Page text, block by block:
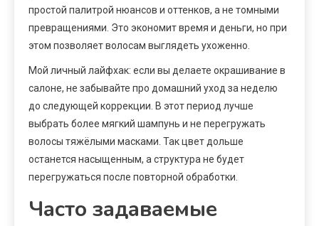
простой палитрой нюансов и оттенков, а не томными
превращениями. Это экономит время и деньги, но при
этом позволяет волосам выглядеть ухоженно.
Мой личный лайфхак: если вы делаете окрашивание в
салоне, не забывайте про домашний уход за неделю
до следующей коррекции. В этот период лучше
выбрать более мягкий шампунь и не перегружать
волосы тяжёлыми масками. Так цвет дольше
останется насыщенным, а структура не будет
перегружаться после повторной обработки.
Часто задаваемые